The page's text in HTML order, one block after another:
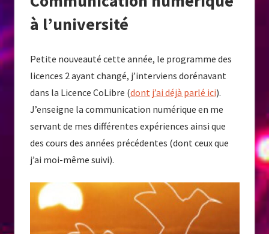
à l’université
Petite nouveauté cette année, le programme des
licences 2 ayant changé, j’interviens dorénavant
dans la Licence CoLibre (dont j’ai déjà parlé ici).
J’enseigne la communication numérique en me
servant de mes différentes expériences ainsi que
des cours des années précédentes (dont ceux que
j’ai moi-même suivi).